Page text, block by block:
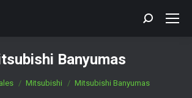
Search:
Banyumas
Mitsubishi Mitsubishi Banyumas